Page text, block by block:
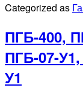
ГРУ-01-
ГРУ-07-
У1,
ГРУ-03М-
Categorized as
ПГБ-400,
ПГБ-07-
У1